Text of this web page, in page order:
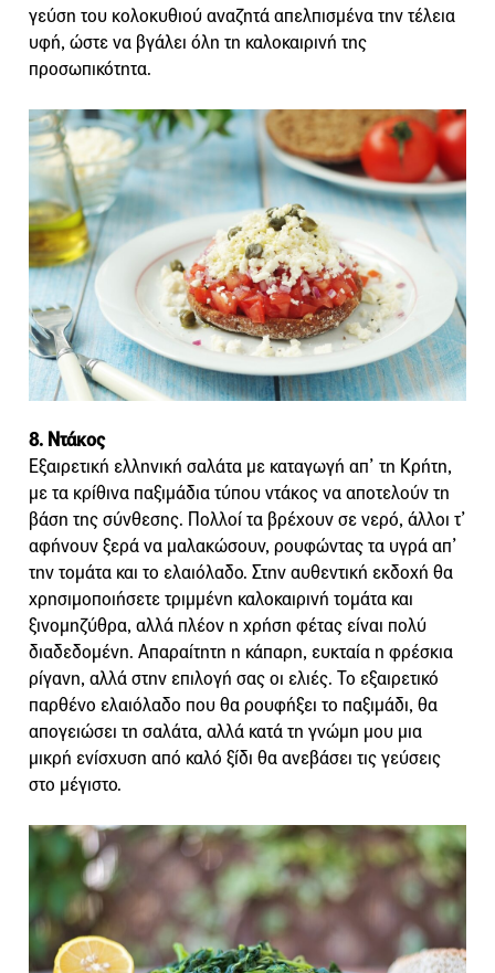
γεύση του κολοκυθιού αναζητά απελπισμένα την τέλεια
υφή, ώστε να βγάλει όλη τη καλοκαιρινή της
προσωπικότητα.
8. Ντάκος
Εξαιρετική ελληνική σαλάτα με καταγωγή απ’ τη Κρήτη,
με τα κρίθινα παξιμάδια τύπου ντάκος να αποτελούν τη
βάση της σύνθεσης. Πολλοί τα βρέχουν σε νερό, άλλοι τ’
αφήνουν ξερά να μαλακώσουν, ρουφώντας τα υγρά απ’
την τομάτα και το ελαιόλαδο. Στην αυθεντική εκδοχή θα
χρησιμοποιήσετε τριμμένη καλοκαιρινή τομάτα και
ξινομηζύθρα, αλλά πλέον η χρήση φέτας είναι πολύ
διαδεδομένη. Απαραίτητη η κάπαρη, ευκταία η φρέσκια
ρίγανη, αλλά στην επιλογή σας οι ελιές. Το εξαιρετικό
παρθένο ελαιόλαδο που θα ρουφήξει το παξιμάδι, θα
απογειώσει τη σαλάτα, αλλά κατά τη γνώμη μου μια
μικρή ενίσχυση από καλό ξίδι θα ανεβάσει τις γεύσεις
στο μέγιστο.